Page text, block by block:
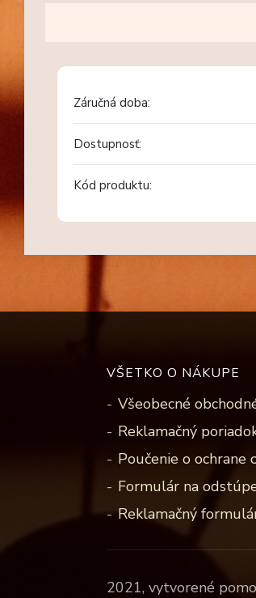
Záručná doba:
Dostupnosť:
Kód produktu:
VŠETKO O NÁKUPE
Všeobecné
Reklamačný
Poučenie o ochrane
Formulár na
Reklamačný
2021, vytvorené